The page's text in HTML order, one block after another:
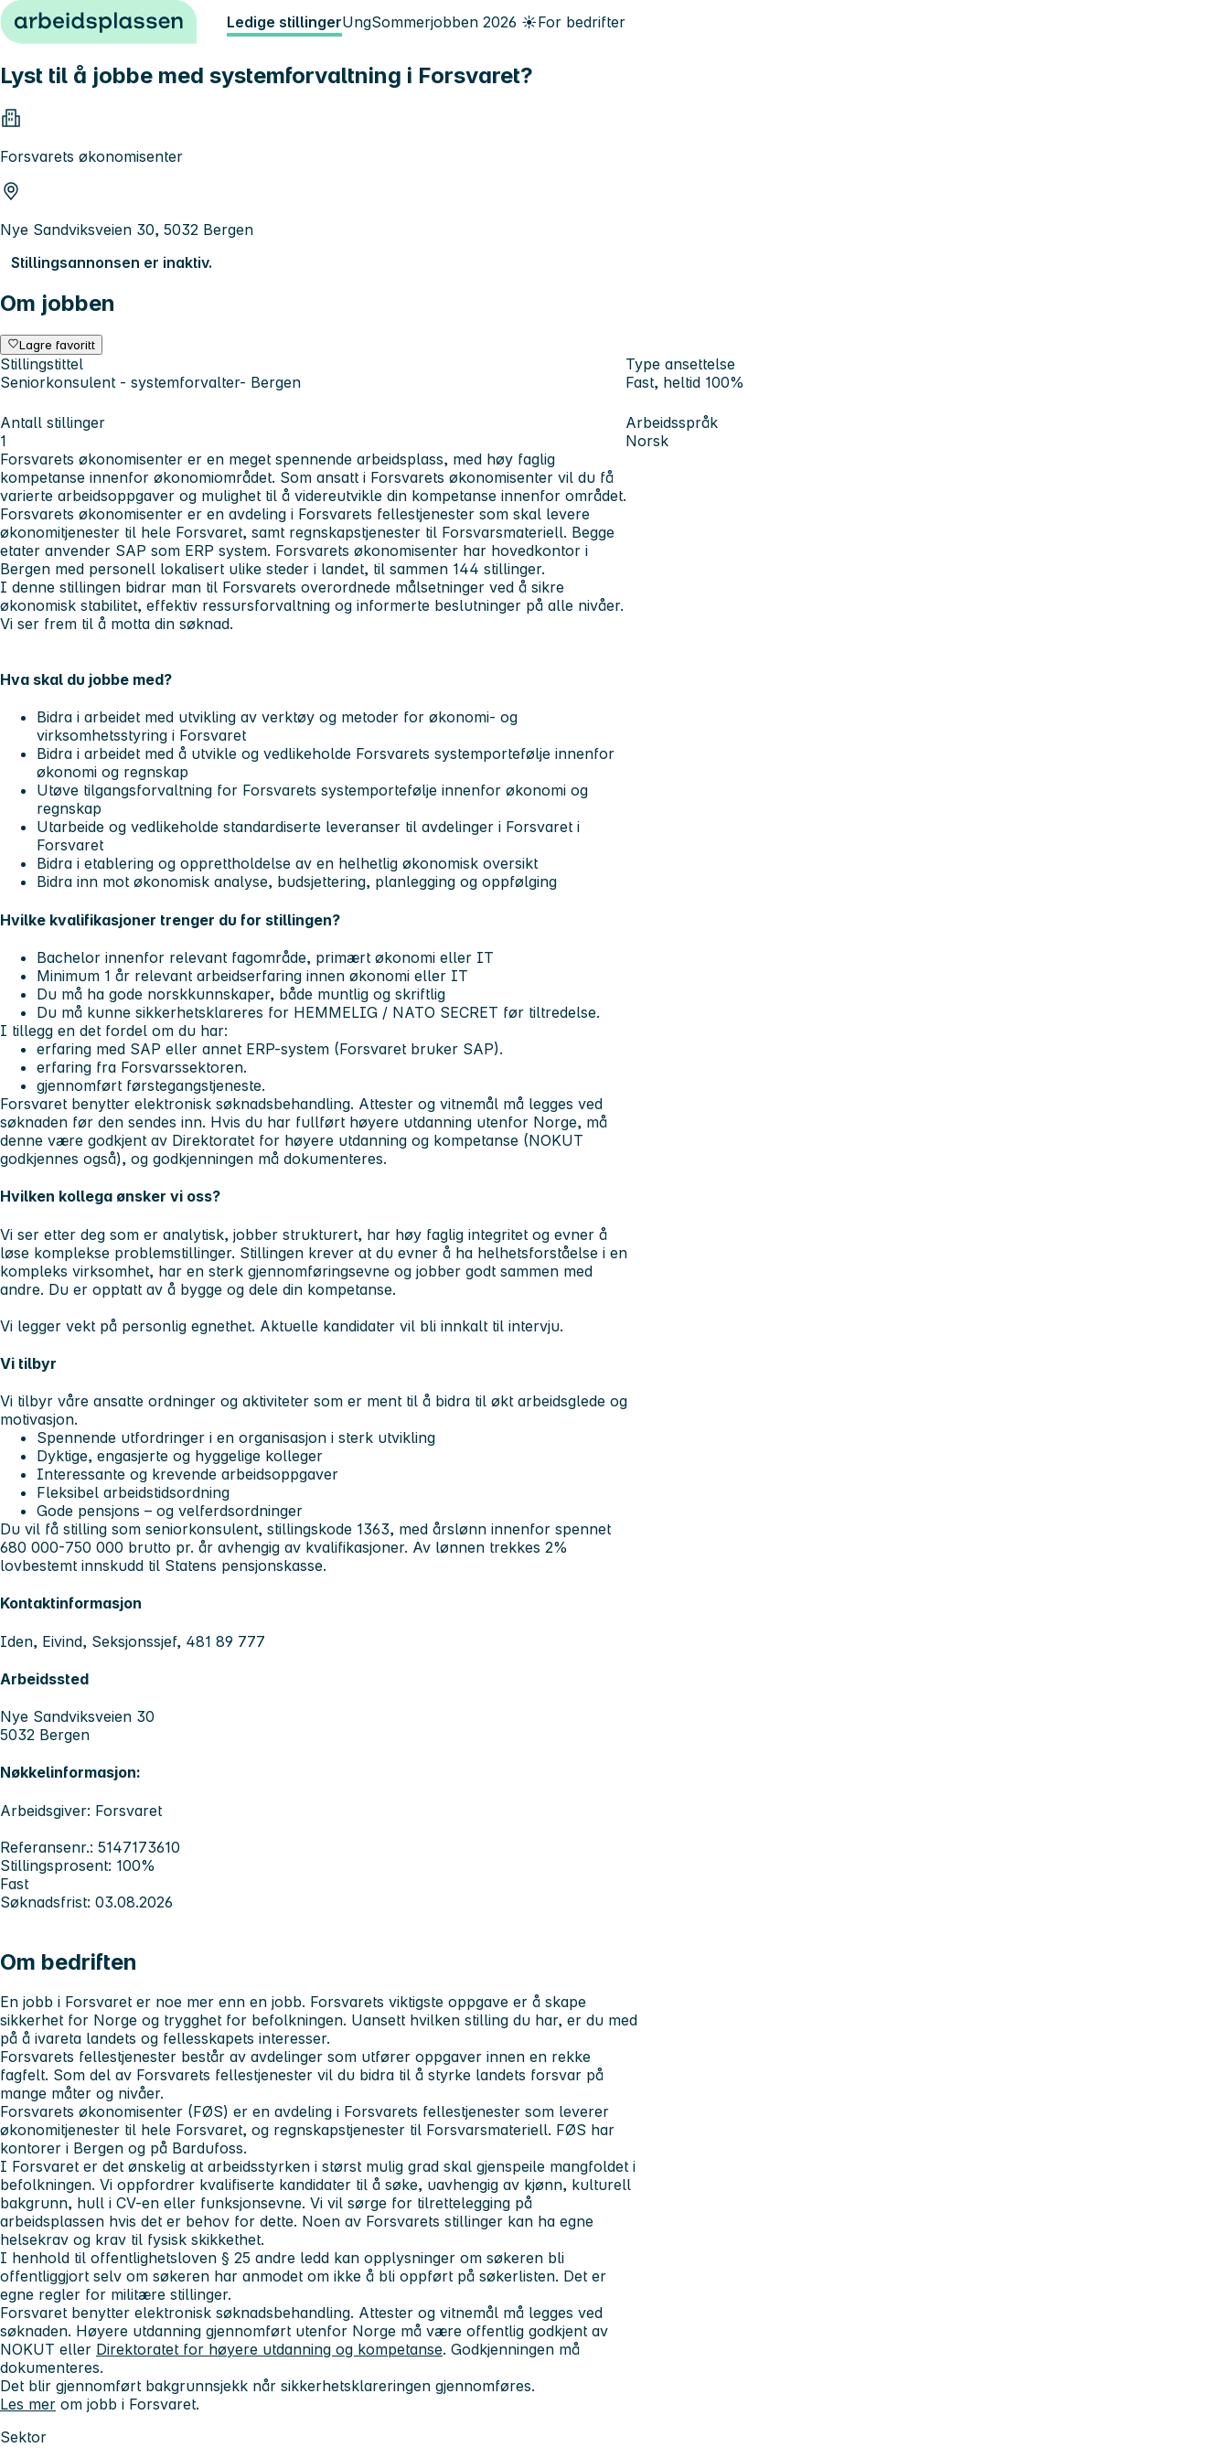
Hopp til innhold Ledige stillingerUngSommerjobben 2026 ☀️For bedrifter
Lyst til å jobbe med systemforvaltning i Forsvaret?
Forsvarets økonomisenter
Nye Sandviksveien 30, 5032 Bergen
Stillingsannonsen er inaktiv.
Om jobben
Lagre favoritt
Stillingstittel
Seniorkonsulent - systemforvalter- Bergen
Type ansettelse
Fast, heltid 100%
Antall stillinger
1
Arbeidsspråk
Norsk
Forsvarets økonomisenter er en meget spennende arbeidsplass, med høy faglig
kompetanse innenfor økonomiområdet. Som ansatt i Forsvarets økonomisenter vil du få
varierte arbeidsoppgaver og mulighet til å videreutvikle din kompetanse innenfor området.
Forsvarets økonomisenter er en avdeling i Forsvarets fellestjenester som skal levere
økonomitjenester til hele Forsvaret, samt regnskapstjenester til Forsvarsmateriell. Begge
etater anvender SAP som ERP system. Forsvarets økonomisenter har hovedkontor i
Bergen med personell lokalisert ulike steder i landet, til sammen 144 stillinger.
I denne stillingen bidrar man til Forsvarets overordnede målsetninger ved å sikre
økonomisk stabilitet, effektiv ressursforvaltning og informerte beslutninger på alle nivåer.
Vi ser frem til å motta din søknad.
Hva skal du jobbe med?
Bidra i arbeidet med utvikling av verktøy og metoder for økonomi- og
virksomhetsstyring i Forsvaret
Bidra i arbeidet med å utvikle og vedlikeholde Forsvarets systemportefølje innenfor
økonomi og regnskap
Utøve tilgangsforvaltning for Forsvarets systemportefølje innenfor økonomi og
regnskap
Utarbeide og vedlikeholde standardiserte leveranser til avdelinger i Forsvaret i
Forsvaret
Bidra i etablering og opprettholdelse av en helhetlig økonomisk oversikt
Bidra inn mot økonomisk analyse, budsjettering, planlegging og oppfølging
Hvilke kvalifikasjoner trenger du for stillingen?
Bachelor innenfor relevant fagområde, primært økonomi eller IT
Minimum 1 år relevant arbeidserfaring innen økonomi eller IT
Du må ha gode norskkunnskaper, både muntlig og skriftlig
Du må kunne sikkerhetsklareres for HEMMELIG / NATO SECRET før tiltredelse.
I tillegg en det fordel om du har:
erfaring med SAP eller annet ERP-system (Forsvaret bruker SAP).
erfaring fra Forsvarssektoren.
gjennomført førstegangstjeneste.
Forsvaret benytter elektronisk søknadsbehandling. Attester og vitnemål må legges ved
søknaden før den sendes inn. Hvis du har fullført høyere utdanning utenfor Norge, må
denne være godkjent av Direktoratet for høyere utdanning og kompetanse (NOKUT
godkjennes også), og godkjenningen må dokumenteres.
Hvilken kollega ønsker vi oss?
Vi ser etter deg som er analytisk, jobber strukturert, har høy faglig integritet og evner å
løse komplekse problemstillinger. Stillingen krever at du evner å ha helhetsforståelse i en
kompleks virksomhet, har en sterk gjennomføringsevne og jobber godt sammen med
andre. Du er opptatt av å bygge og dele din kompetanse.
Vi legger vekt på personlig egnethet. Aktuelle kandidater vil bli innkalt til intervju.
Vi tilbyr
Vi tilbyr våre ansatte ordninger og aktiviteter som er ment til å bidra til økt arbeidsglede og
motivasjon.
Spennende utfordringer i en organisasjon i sterk utvikling
Dyktige, engasjerte og hyggelige kolleger
Interessante og krevende arbeidsoppgaver
Fleksibel arbeidstidsordning
Gode pensjons – og velferdsordninger
Du vil få stilling som seniorkonsulent, stillingskode 1363, med årslønn innenfor spennet
680 000-750 000 brutto pr. år avhengig av kvalifikasjoner. Av lønnen trekkes 2%
lovbestemt innskudd til Statens pensjonskasse.
Kontaktinformasjon
Iden, Eivind, Seksjonssjef, 481 89 777
Arbeidssted
Nye Sandviksveien 30
5032 Bergen
Nøkkelinformasjon:
Arbeidsgiver: Forsvaret
Referansenr.: 5147173610
Stillingsprosent: 100%
Fast
Søknadsfrist: 03.08.2026
Om bedriften
En jobb i Forsvaret er noe mer enn en jobb. Forsvarets viktigste oppgave er å skape
sikkerhet for Norge og trygghet for befolkningen. Uansett hvilken stilling du har, er du med
på å ivareta landets og fellesskapets interesser.
Forsvarets fellestjenester består av avdelinger som utfører oppgaver innen en rekke
fagfelt. Som del av Forsvarets fellestjenester vil du bidra til å styrke landets forsvar på
mange måter og nivåer.
Forsvarets økonomisenter (FØS) er en avdeling i Forsvarets fellestjenester som leverer
økonomitjenester til hele Forsvaret, og regnskapstjenester til Forsvarsmateriell. FØS har
kontorer i Bergen og på Bardufoss.
I Forsvaret er det ønskelig at arbeidsstyrken i størst mulig grad skal gjenspeile mangfoldet i
befolkningen. Vi oppfordrer kvalifiserte kandidater til å søke, uavhengig av kjønn, kulturell
bakgrunn, hull i CV-en eller funksjonsevne. Vi vil sørge for tilrettelegging på
arbeidsplassen hvis det er behov for dette. Noen av Forsvarets stillinger kan ha egne
helsekrav og krav til fysisk skikkethet.
I henhold til offentlighetsloven § 25 andre ledd kan opplysninger om søkeren bli
offentliggjort selv om søkeren har anmodet om ikke å bli oppført på søkerlisten. Det er
egne regler for militære stillinger.
Forsvaret benytter elektronisk søknadsbehandling. Attester og vitnemål må legges ved
søknaden. Høyere utdanning gjennomført utenfor Norge må være offentlig godkjent av
NOKUT eller Direktoratet for høyere utdanning og kompetanse. Godkjenningen må
dokumenteres.
Det blir gjennomført bakgrunnsjekk når sikkerhetsklareringen gjennomføres.
Les mer om jobb i Forsvaret.
Sektor